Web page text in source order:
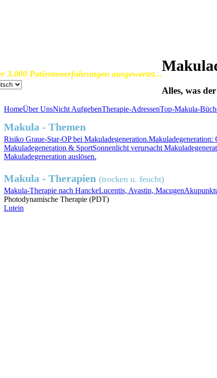
3.000 Patientenerfahrungen ausgewertet...
Alles, was
HomeÜber UnsNicht AufgebenTherapie-AdressenTop-Makula-
Makula - Themen
Risiko Graue-Star-OPbei Makuladegeneration.Makuladegeneration:
Makuladegeneration & SportSonnenlichtverursacht
Makuladegeneration auslösen.
Makula - Therapien (trocken u. feucht)
Makula-Therapie nach HanckeLucentis, Avastin, Macugen
Photodynamische Therapie (PDT)
Lutein